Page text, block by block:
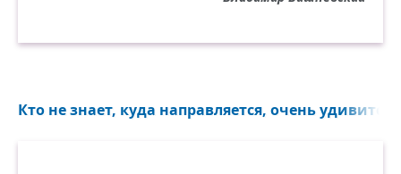
Кто не знает, куда направляется, очень